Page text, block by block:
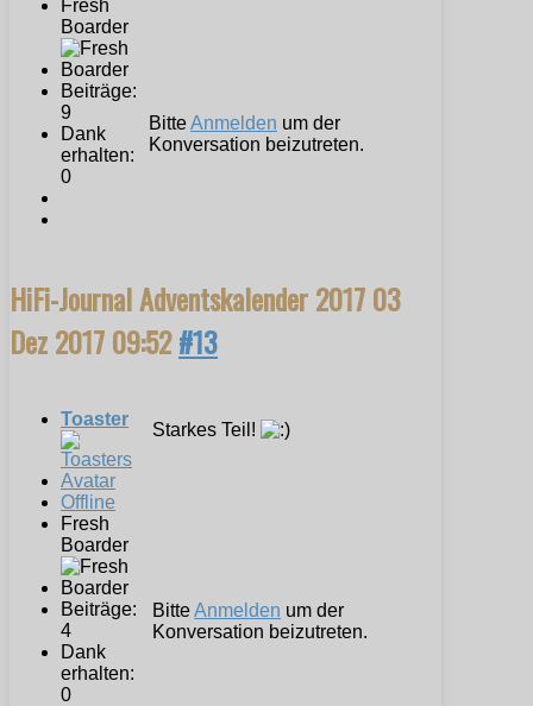
Fresh
Boarder
Beiträge:
9
Dank
erhalten:
0
BitteAnmelden um der
Konversation beizutreten.
HiFi-Journal Adventskalender 201703
Dez 2017 09:52#13
Toaster
Offline
Fresh
Boarder
Beiträge:
4
Dank
erhalten:
0
Starkes Teil!
BitteAnmelden um der
Konversation beizutreten.